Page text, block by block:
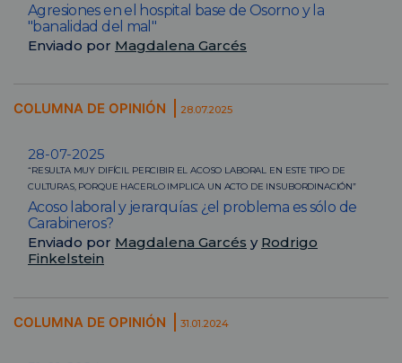
Agresiones en el hospital base de Osorno y la
"banalidad del mal"
Enviado por Magdalena Garcés
COLUMNA DE OPINIÓN 28.07.2025
28-07-2025
“RESULTA MUY DIFÍCIL PERCIBIR EL ACOSO LABORAL EN ESTE TIPO DE
CULTURAS, PORQUE HACERLO IMPLICA UN ACTO DE INSUBORDINACIÓN”
Acoso laboral y jerarquías: ¿el problema es sólo de
Carabineros?
Enviado por Magdalena Garcés y Rodrigo
Finkelstein
COLUMNA DE OPINIÓN 31.01.2024